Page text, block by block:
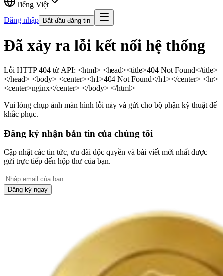
Tiếng Việt
Đăng nhập
Bắt đầu đăng tin
Đã xảy ra lỗi kết nối hệ thống
Lỗi HTTP 404 từ API: <html> <head><title>404 Not Found</title>
</head> <body> <center><h1>404 Not Found</h1></center> <hr>
<center>nginx</center> </body> </html>
Vui lòng chụp ảnh màn hình lỗi này và gửi cho bộ phận kỹ thuật để
khắc phục.
Đăng ký nhận bản tin của chúng tôi
Cập nhật các tin tức, ưu đãi độc quyền và bài viết mới nhất được
gửi trực tiếp đến hộp thư của bạn.
Đăng ký ngay